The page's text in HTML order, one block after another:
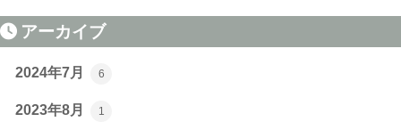
アーカイブ
2024年7月 6
2023年8月 1